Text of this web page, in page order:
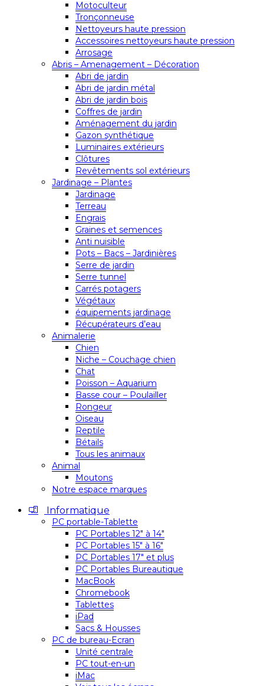
Motoculteur
Tronçonneuse
Nettoyeurs haute pression
Accessoires nettoyeurs haute pression
Arrosage
Abris – Amenagement – Décoration
Abri de jardin
Abri de jardin métal
Abri de jardin bois
Coffres de jardin
Aménagement du jardin
Gazon synthétique
Luminaires extérieurs
Clôtures
Revêtements sol extérieurs
Jardinage – Plantes
Jardinage
Terreau
Engrais
Graines et semences
Anti nuisible
Pots – Bacs – Jardinières
Serre de jardin
Serre tunnel
Carrés potagers
Végétaux
équipements jardinage
Récupérateurs d’eau
Animalerie
Chien
Niche – Couchage chien
Chat
Poisson – Aquarium
Basse cour – Poulailler
Rongeur
Oiseau
Reptile
Bétails
Tous les animaux
Animal
Moutons
Notre espace marques
Informatique
PC portable-Tablette
PC Portables 12″ à 14″
PC Portables 15″ à 16″
PC Portables 17″ et plus
PC Portables Bureautique
MacBook
Chromebook
Tablettes
iPad
Sacs & Housses
PC de bureau-Ecran
Unité centrale
PC tout-en-un
iMac